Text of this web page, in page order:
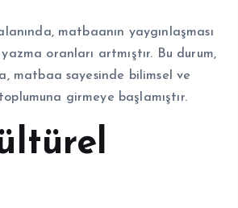
matbaanın yaygınlaşması
oranları artmıştır. Bu durum,
matbaa sayesinde bilimsel ve
girmeye başlamıştır.